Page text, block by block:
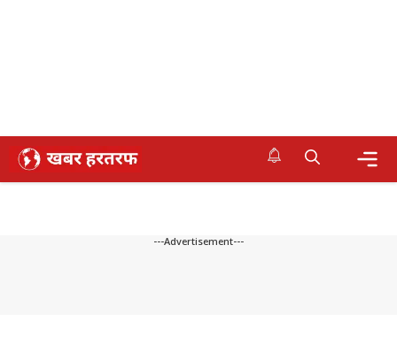
Skip
---Advertisement---